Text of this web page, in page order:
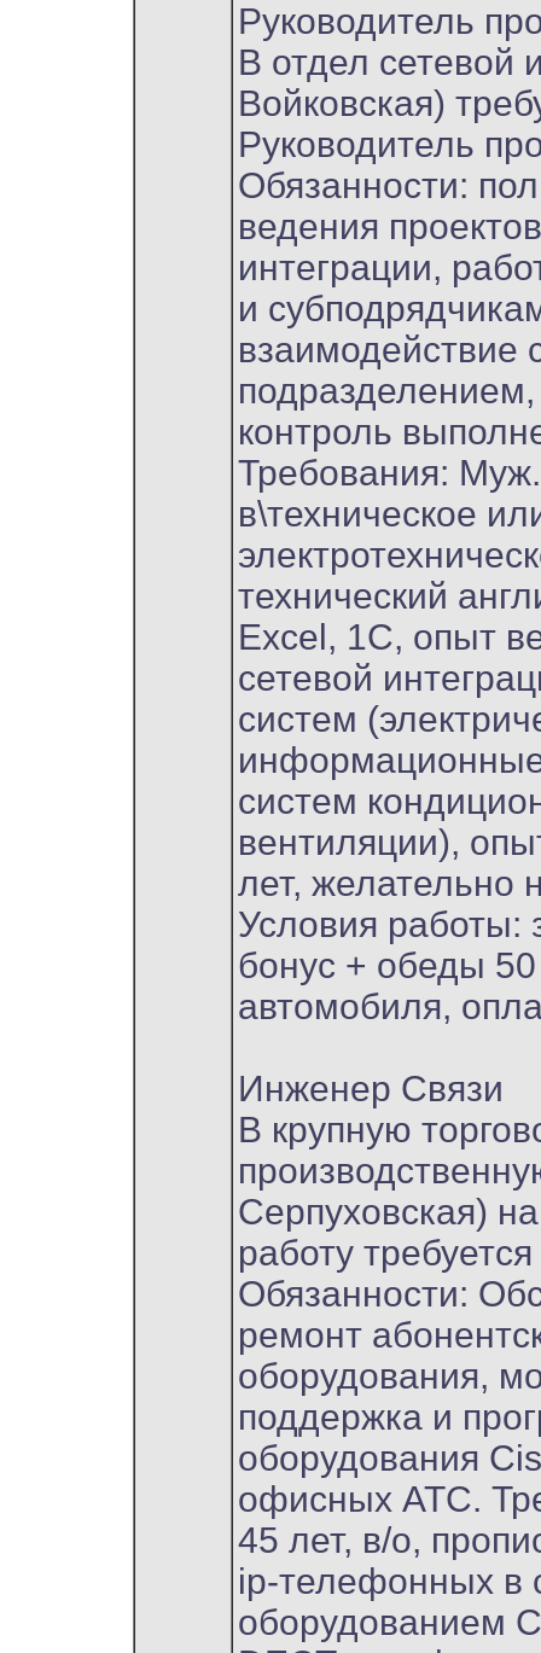
Руководитель
В отдел сетевой
Войковская)
Руководитель
Обязанности:
ведения
интеграции,
и
контроль
Требования:
в\техническое
технический
Excel, 1C, опыт
сетевой
систем
систем
вентиляции),
лет, желательно
Условия работы:
бонус + обеды
автомобиля,
Инженер Связи
В крупную
Серпуховская)
работу
Обязанности:
ремонт
оборудования,
поддержка и
оборудования
офисных АТС.
45 лет, в/о,
ip-телефонных в
оборудованием